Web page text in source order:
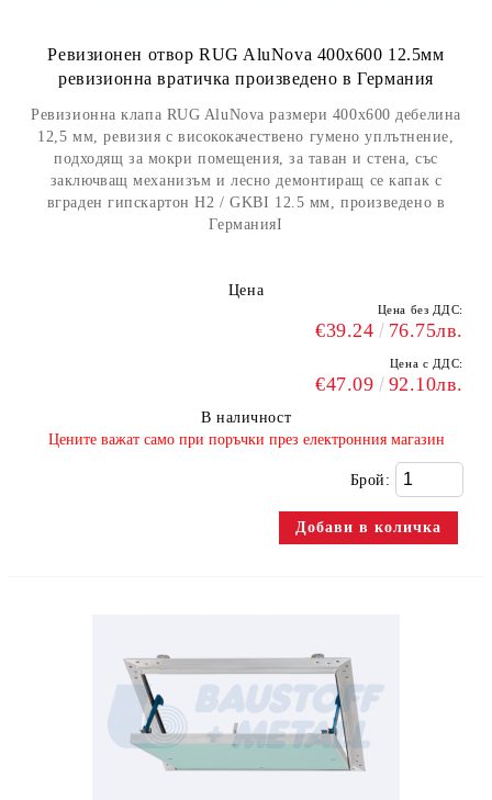
Ревизионен отвор RUG AluNova 400x600 12.5мм
ревизионна вратичка произведено в Германия
Ревизионна клапа RUG AluNova размери 400x600 дебелина
12,5 мм, ревизия с висококачествено гумено уплътнение,
подходящ за мокри помещения, за таван и стена, със
заключващ механизъм и лесно демонтиращ се капак с
вграден гипскартон H2 / GKBI 12.5 мм, произведено в
ГерманияI
Цена
Цена без ДДС:
€39.24 76.75лв.
Цена с ДДС:
€47.09 92.10лв.
В наличност
​Цените важат само при поръчки през електронния магазин
Брой: